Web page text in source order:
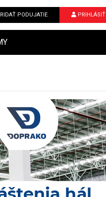
PODUJATIE PRIHLÁSIŤ
Next